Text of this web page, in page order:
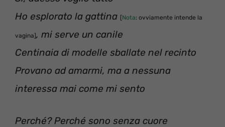
Ho esplorato la gattina [Nota: ovviamente intende la
vagina], mi serve un canile
Centinaia di modelle sballate nel recinto
Provano ad amarmi, ma a nessuna
interessa mai come mi sento
Perché? Perché sono senza cuore